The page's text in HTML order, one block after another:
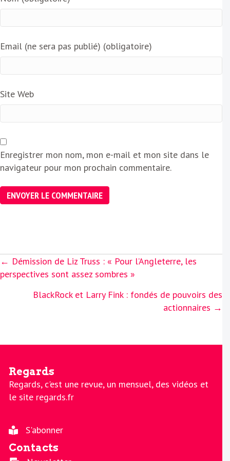
Email (ne sera pas publié) (obligatoire)
Site Web
Enregistrer mon nom, mon e-mail et mon site dans le
navigateur pour mon prochain commentaire.
Posts
navigation
← Démission de Liz Truss : « Pour l’Angleterre, les
perspectives sont assez sombres »
BlackRock et Larry Fink : fondés de pouvoirs des
actionnaires →
Regards
Regards, c'est une revue, un mensuel, des vidéos et
le site regards.fr
S'abonner
Contacts